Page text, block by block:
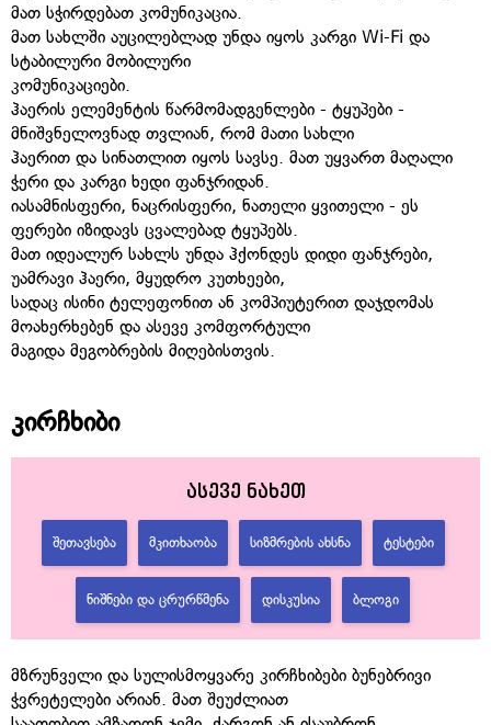
მათ სჭირდებათ კომუნიკაცია.
მათ სახლში აუცილებლად უნდა იყოს კარგი Wi-Fi და
სტაბილური მობილური
კომუნიკაციები.
ჰაერის ელემენტის წარმომადგენლები - ტყუპები -
მნიშვნელოვნად თვლიან, რომ მათი სახლი
ჰაერით და სინათლით იყოს სავსე. მათ უყვართ მაღალი
ჭერი და კარგი ხედი ფანჯრიდან.
იასამნისფერი, ნაცრისფერი, ნათელი ყვითელი - ეს
ფერები იზიდავს ცვალებად ტყუპებს.
მათ იდეალურ სახლს უნდა ჰქონდეს დიდი ფანჯრები,
უამრავი ჰაერი, მყუდრო კუთხეები,
სადაც ისინი ტელეფონით ან კომპიუტერით დაჯდომას
მოახერხებენ და ასევე კომფორტული
მაგიდა მეგობრების მიღებისთვის.
კირჩხიბი
ასევე ნახეთ
ᲨᲔᲗᲐᲕᲡᲔᲑᲐ ᲛᲙᲘᲗᲮᲐᲝᲑᲐ ᲡᲘᲖᲛᲠᲔᲑᲘᲡ ᲐᲮᲡᲜᲐ ᲢᲔᲡᲢᲔᲑᲘ
ᲜᲘᲨᲜᲔᲑᲘ ᲓᲐ ᲪᲠᲣᲠᲬᲛᲔᲜᲐ ᲓᲘᲡᲙᲣᲡᲘᲐ ᲑᲚᲝᲒᲘ
მზრუნველი და სულისმოყვარე კირჩხიბები ბუნებრივი
ჭვრეტელები არიან. მათ შეუძლიათ